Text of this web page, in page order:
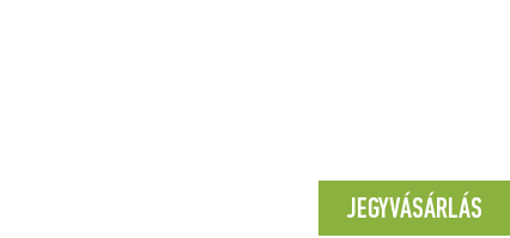
JEGYVÁSÁRLÁS